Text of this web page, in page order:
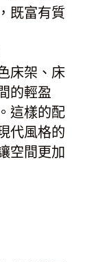
既富有質
床架、床
的輕盈
這樣的配
代風格的
空間更加